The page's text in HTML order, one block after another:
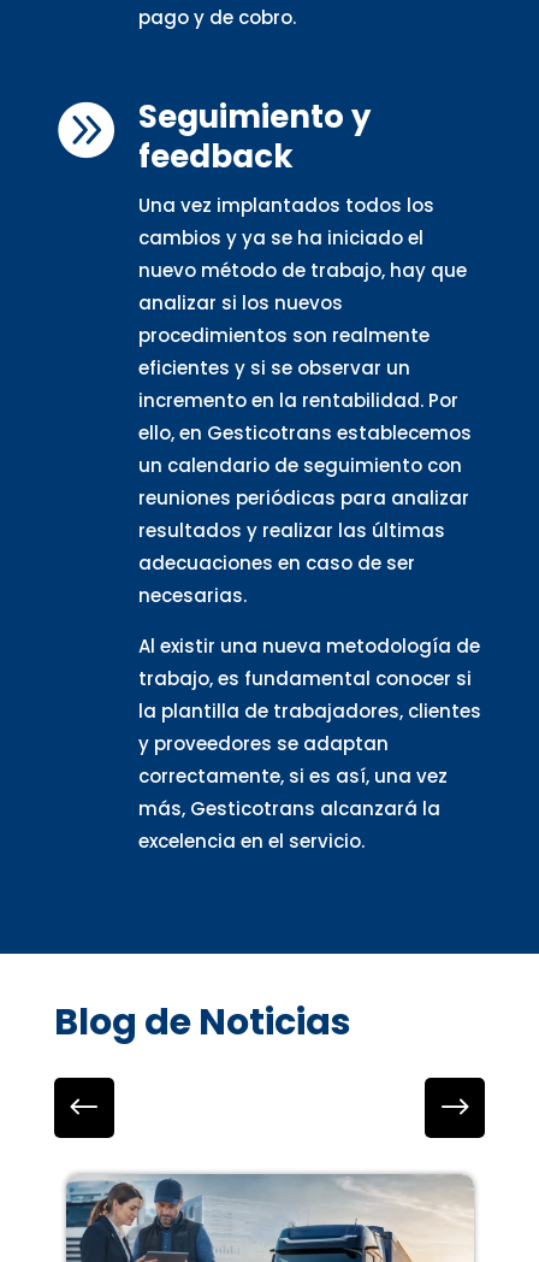
pago y de cobro.
 Seguimiento y
feedback
Una vez implantados todos los
cambios y ya se ha iniciado el
nuevo método de trabajo, hay que
analizar si los nuevos
procedimientos son realmente
eficientes y si se observar un
incremento en la rentabilidad. Por
ello, en Gesticotrans establecemos
un calendario de seguimiento con
reuniones periódicas para analizar
resultados y realizar las últimas
adecuaciones en caso de ser
necesarias.
Al existir una nueva metodología de
trabajo, es fundamental conocer si
la plantilla de trabajadores, clientes
y proveedores se adaptan
correctamente, si es así, una vez
más, Gesticotrans alcanzará la
excelencia en el servicio.
Blog de Noticias